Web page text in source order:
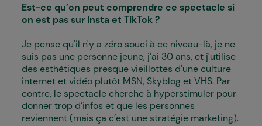
Est-ce qu’on peut comprendre ce spectacle si
on est pas sur Insta et TikTok ?
Je pense qu'il n'y a zéro souci à ce niveau-là, je ne
suis pas une personne jeune, j'ai 30 ans, et j'utilise
des esthétiques presque vieillottes d'une culture
internet et vidéo plutôt MSN, Skyblog et VHS. Par
contre, le spectacle cherche à hyperstimuler pour
donner trop d’infos et que les personnes
reviennent (mais ça c’est une stratégie marketing).